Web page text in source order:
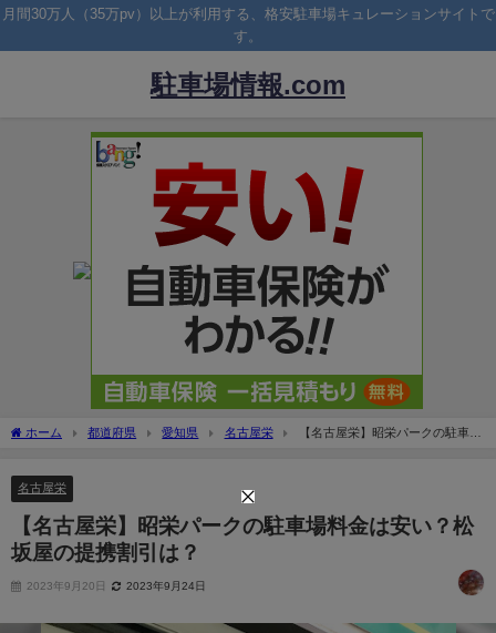
月間30万人（35万pv）以上が利用する、格安駐車場キュレーションサイトで
す。
駐車場情報.com
ホーム 都道府県 愛知県 名古屋栄
【名古屋栄】昭栄パークの駐車場
名古屋栄
【名古屋栄】昭栄パークの駐車場料金は安い？松
坂屋の提携割引は？
2023年9月20日 2023年9月24日